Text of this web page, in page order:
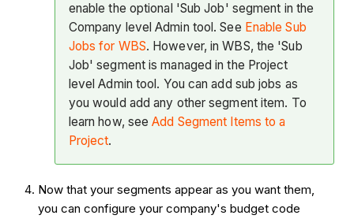
enable the optional 'Sub Job' segment in the
Company level Admin tool. See Enable Sub
Jobs for WBS. However, in WBS, the 'Sub
Job' segment is managed in the Project
level Admin tool. You can add sub jobs as
you would add any other segment item. To
learn how, seeAdd Segment Items to a
Project.
Now that your segments appear as you want them,
you can configure your company's budget code